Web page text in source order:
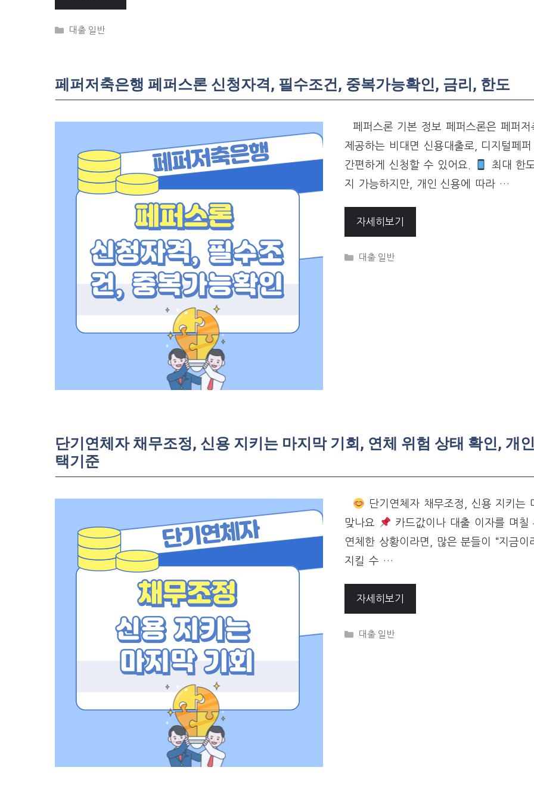
Categories
대출 일반
페퍼저축은행 페퍼스론 신청자격, 필수조건, 중복가능확인, 금리, 한도
페퍼스론 기본 정보 페퍼스론은 페퍼저
제공하는 비대면 신용대출로, 디지털페
간편하게 신청할 수 있어요.
최대 한
지 가능하지만, 개인 신용에 따라 …
자세히보기
Categories
대출 일반
단기연체자 채무조정, 신용 지키는 마지막 기회, 연체 위험 상태 확인, 개
택기준
단기연체자 채무조정, 신용 지키는
맞나요
카드값이나 대출 이자를 며칠
연체한 상황이라면, 많은 분들이 “지금이
지킬 수 …
자세히보기
Categories
대출 일반